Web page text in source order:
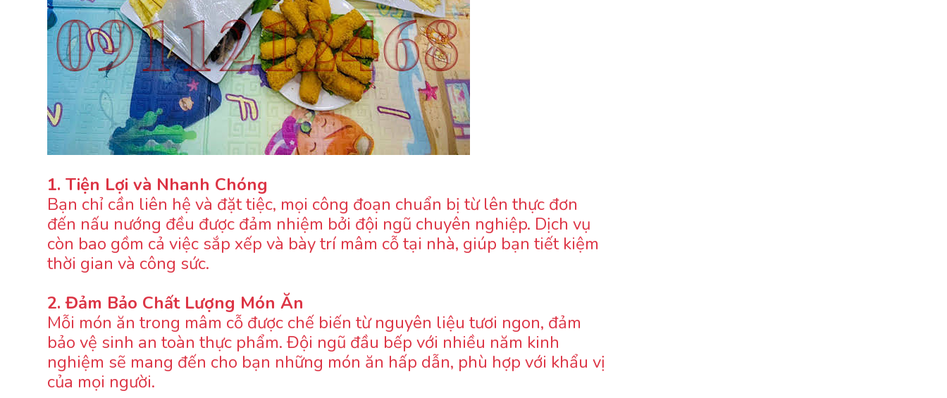
1. Tiện Lợi và Nhanh Chóng
Bạn chỉ cần liên hệ và đặt tiệc, mọi công đoạn chuẩn bị từ lên thực đơn
đến nấu nướng đều được đảm nhiệm bởi đội ngũ chuyên nghiệp. Dịch vụ
còn bao gồm cả việc sắp xếp và bày trí mâm cỗ tại nhà, giúp bạn tiết kiệm
thời gian và công sức.
2. Đảm Bảo Chất Lượng Món Ăn
Mỗi món ăn trong mâm cỗ được chế biến từ nguyên liệu tươi ngon, đảm
bảo vệ sinh an toàn thực phẩm. Đội ngũ đầu bếp với nhiều năm kinh
nghiệm sẽ mang đến cho bạn những món ăn hấp dẫn, phù hợp với khẩu vị
của mọi người.